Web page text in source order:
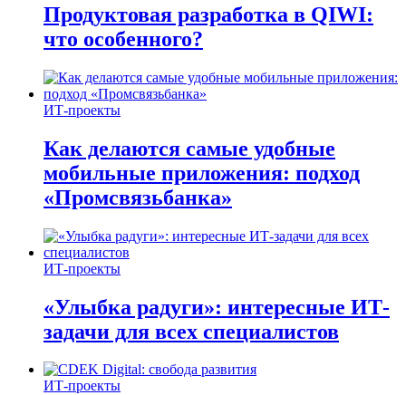
Продуктовая разработка в QIWI:
что особенного?
ИТ-проекты
Как делаются самые удобные
мобильные приложения: подход
«Промсвязьбанка»
ИТ-проекты
«Улыбка радуги»: интересные ИТ-
задачи для всех специалистов
ИТ-проекты